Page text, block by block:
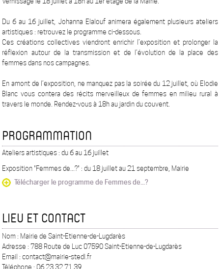
Du 6 au 16 juillet, Johanna Elalouf animera également plusieurs ateliers
artistiques : retrouvez le programme ci-dessous.
Ces créations collectives viendront enrichir l’exposition et prolonger la
réflexion autour de la transmission et de l’évolution de la place des
femmes dans nos campagnes.
En amont de l’exposition, ne manquez pas la soirée du 12 juillet, où Elodie
Blanc vous contera des récits merveilleux de femmes en milieu rural à
travers le monde. Rendez-vous à 18h au jardin du couvent.
PROGRAMMATION
Ateliers artistiques : du 6 au 16 juillet
Exposition "Femmes de...?" : du 18 juillet au 21 septembre, Mairie
Télécharger le programme de Femmes de...?
LIEU ET CONTACT
Nom : Mairie de Saint-Etienne-de-Lugdarès
Adresse : 788 Route de Luc 07590 Saint-Etienne-de-Lugdarès
Email : contact@mairie-stedl.fr
Téléphone : 06 23 32 71 39